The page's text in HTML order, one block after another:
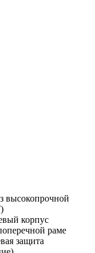
высокопрочной
корпус
раме
защита